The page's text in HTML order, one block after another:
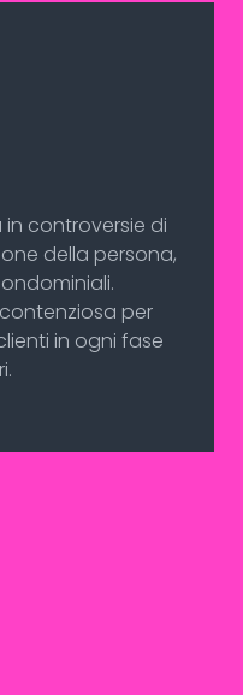
in controversie di
della persona,
per
in ogni fase